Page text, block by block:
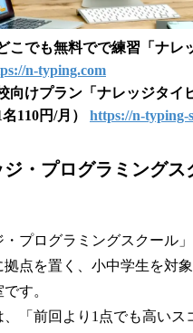
こでも無料でで練習「ナレ
n-typing.com
向けプラン「ナレッジタイ
名110円/月） https://n-typing-
ジ・プログラミング
・プログラミングスクール
拠点を置く、⼩中学⽣を対
す。
「前回より1点でも⾼いス